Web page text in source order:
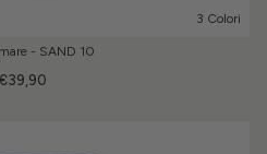
3 Colori
- SAND 10
€39,90